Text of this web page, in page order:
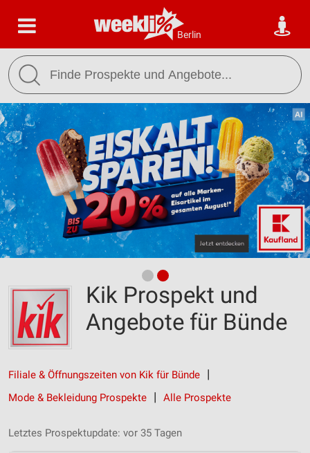
Berlin
Kik Prospekt und
Angebote für Bünde
Filiale & Öffnungszeiten von Kik für Bünde
Mode & Bekleidung Prospekte
Alle Prospekte
Letztes Prospektupdate: vor 35 Tagen